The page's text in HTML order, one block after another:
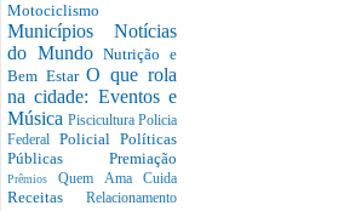
Motociclismo
Municípios Notícias
do MundoNutrição e
Bem EstarO que rola
na cidade: Eventos e
Música Piscicultura Policia
Federal Policial Políticas
Públicas Premiação
PrêmiosQuem Ama Cuida
Receitas Relacionamento